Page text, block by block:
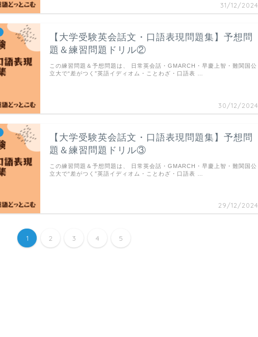
31/12/2024
【大学受験英会話文・口語表現問題集】予想問
題＆練習問題ドリル②
30/12/2024
この練習問題＆予想問題は、 日常英会話・GMARCH・早慶上智・難関国公
立大で“差がつく”英語イディオム・ことわざ・口語表 …
【大学受験英会話文・口語表現問題集】予想問
題＆練習問題ドリル③
29/12/2024
この練習問題＆予想問題は、 日常英会話・GMARCH・早慶上智・難関国公
立大で“差がつく”英語イディオム・ことわざ・口語表 …
1 2 3 4 5